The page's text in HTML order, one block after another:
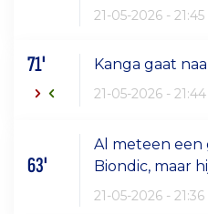
21-05-2026 - 21:45
71' Kanga gaat
21-05-2026 - 21:44
63'
Al meteen een
Biondic, maar
21-05-2026 - 21:36